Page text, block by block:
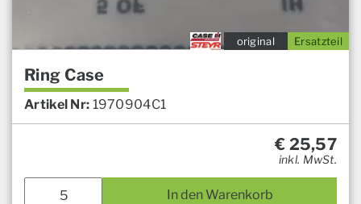
Ersatzteil
original
Ring Case
Artikel Nr: 1970904C1
€ 25,57
inkl. MwSt.
In den Warenkorb